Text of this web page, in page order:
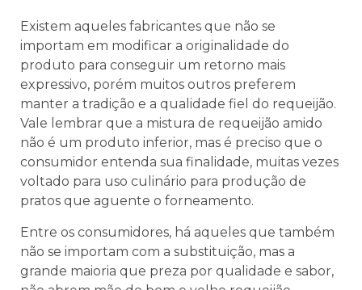
Existem aqueles fabricantes que não se
importam em modificar a originalidade do
produto para conseguir um retorno mais
expressivo, porém muitos outros preferem
manter a tradição e a qualidade fiel do requeijão.
Vale lembrar que a mistura de requeijão amido
não é um produto inferior, mas é preciso que o
consumidor entenda sua finalidade, muitas vezes
voltado para uso culinário para produção de
pratos que aguente o forneamento.
Entre os consumidores, há aqueles que também
não se importam com a substituição, mas a
grande maioria que preza por qualidade e sabor,